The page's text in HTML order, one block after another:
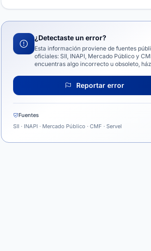
¿Detectaste un error?
Esta información proviene de fuentes
oficiales: SII, INAPI, Mercado Público y
encuentras algo incorrecto u obsoleto,
Reportar error
Fuentes
SII · INAPI · Mercado Público · CMF · Servel